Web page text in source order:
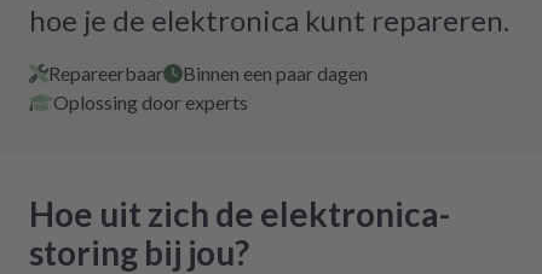
hoe je de elektronica kunt repareren.
Repareerbaar
Binnen een paar dagen
Oplossing door experts
Hoe uit zich de elektronica-
storing bij jou?